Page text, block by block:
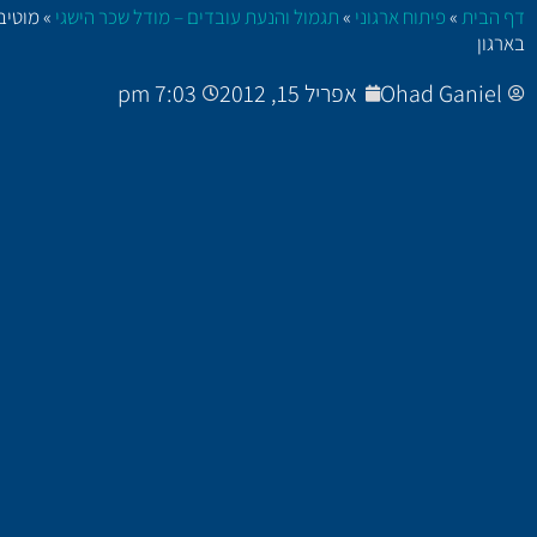
דף הבית»פיתוח ארגוני »תגמול והנעת עובדים – מודל שכר הישגי »
בארגון
Ohad Ganiel אפריל 15, 2012 7:03 pm